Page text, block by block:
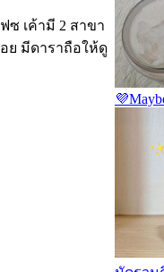
ฟซ เค้ามี 2 สาขา
ย มีดาราถือให้ดู